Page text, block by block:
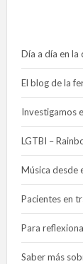
Día a día en la
El blog de la
Investigamos
LGTBI –
Música desde
Pacientes en
Para
Saber más